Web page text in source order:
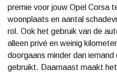
premie voor jouw Opel Corsa
woonplaats en aantal
rol. Ook het gebruik van de
alleen privé en weinig
doorgaans minder dan
gebruikt. Daarnaast maakt